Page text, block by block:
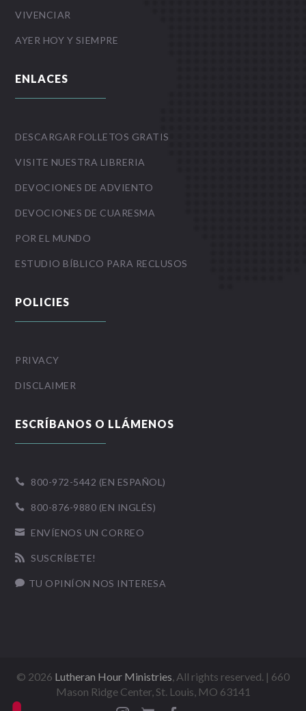
VIVENCIAR
AYER HOY Y SIEMPRE
ENLACES
DESCARGAR FOLLETOS GRATIS
VISITE NUESTRA LIBRERIA
DEVOCIONES DE ADVIENTO
DEVOCIONES DE CUARESMA
POR EL MUNDO
ESTUDIO BÍBLICO PARA RECLUSOS
POLICIES
PRIVACY
DISCLAIMER
ESCRÍBANOS O LLÁMENOS
 800-972-5442 (EN ESPAÑOL)
 800-876-9880 (EN INGLÉS)
 ENVÍENOS UN CORREO
 SUSCRÍBETE!
 TU OPINÍON NOS INTERESA
© 2026 Lutheran Hour Ministries, All rights reserved. | 660
Mason Ridge Center, St. Louis, MO 63141